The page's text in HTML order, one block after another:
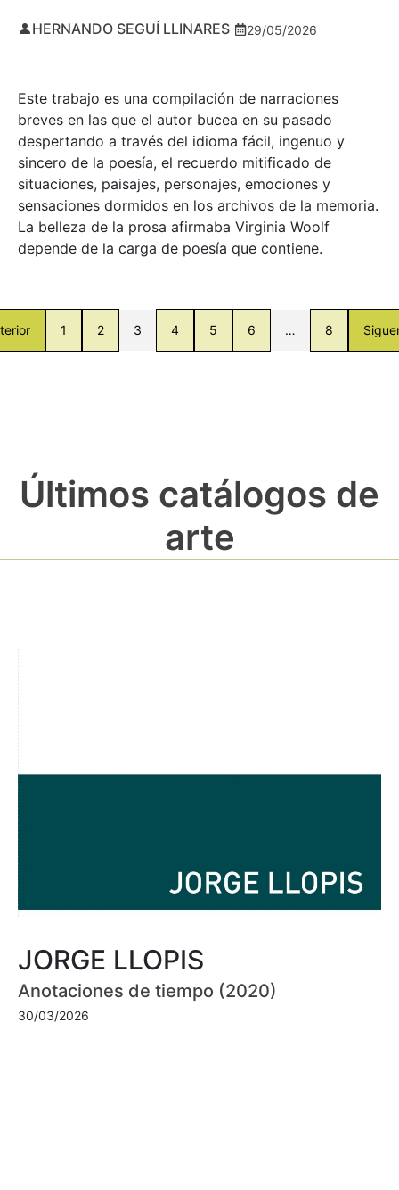
HERNANDO SEGUÍ LLINARES 29/05/2026
Este trabajo es una compilación de narraciones
breves en las que el autor bucea en su pasado
despertando a través del idioma fácil, ingenuo y
sincero de la poesía, el recuerdo mitificado de
situaciones, paisajes, personajes, emociones y
sensaciones dormidos en los archivos de la memoria.
La belleza de la prosa afirmaba Virginia Woolf
depende de la carga de poesía que contiene.
1 2 3 4 5 6 … 8
Últimos catálogos de
arte
JORGE LLOPIS
Anotaciones de tiempo (2020)
30/03/2026